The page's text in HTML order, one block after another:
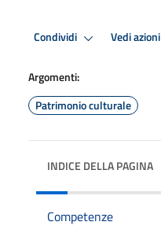
Condividi Vedi azioni
Argomenti:
Patrimonio culturale
INDICE DELLA PAGINA
Competenze